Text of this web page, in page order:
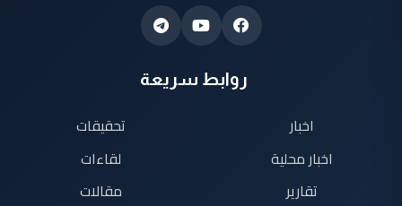
روابط سريعة
اخبار
اخبار محلية
تقارير
تحقيقات
لقاءات
مقالات